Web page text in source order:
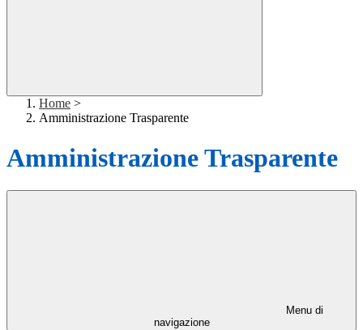
Home >
Amministrazione Trasparente
Amministrazione Trasparente
Menu di
navigazione